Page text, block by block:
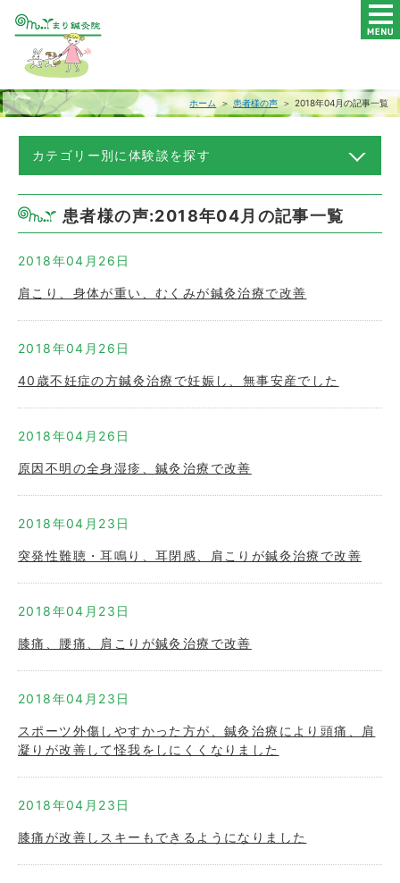
ホーム ＞ 患者様の声 ＞ 2018年04月の記事一覧
カテゴリー別に体験談を探す
患者様の声:2018年04月の記事一覧
2018年04月26日
肩こり、身体が重い、むくみが鍼灸治療で改善
2018年04月26日
40歳不妊症の方鍼灸治療で妊娠し、無事安産でした
2018年04月26日
原因不明の全身湿疹、鍼灸治療で改善
2018年04月23日
突発性難聴・耳鳴り、耳閉感、肩こりが鍼灸治療で改善
2018年04月23日
膝痛、腰痛、肩こりが鍼灸治療で改善
2018年04月23日
スポーツ外傷しやすかった方が、鍼灸治療により頭痛、肩
凝りが改善して怪我をしにくくなりました
2018年04月23日
膝痛が改善しスキーもできるようになりました